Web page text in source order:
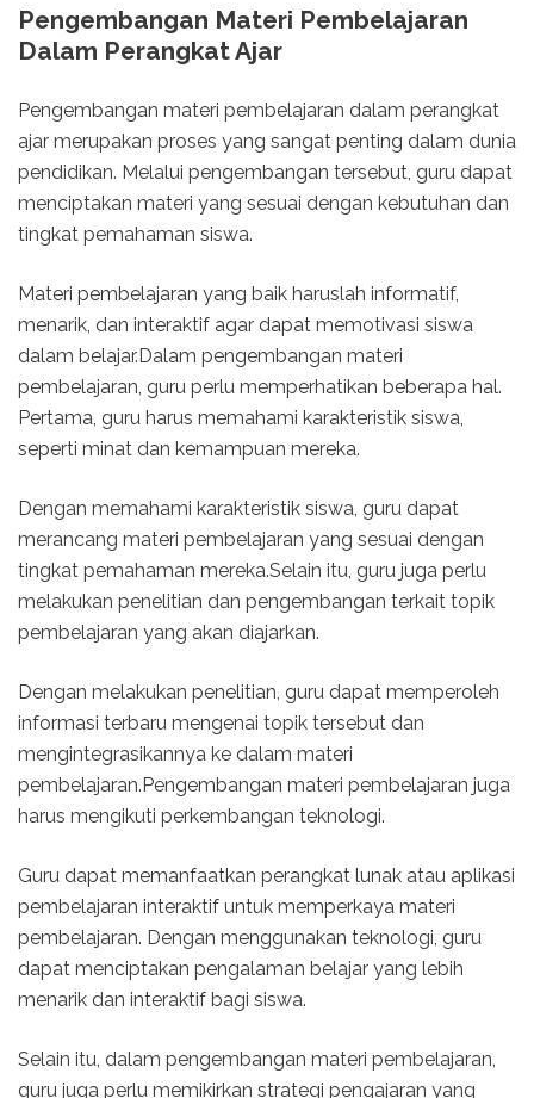
Pengembangan Materi Pembelajaran
Dalam Perangkat Ajar
Pengembangan materi pembelajaran dalam perangkat
ajar merupakan proses yang sangat penting dalam dunia
pendidikan. Melalui pengembangan tersebut, guru dapat
menciptakan materi yang sesuai dengan kebutuhan dan
tingkat pemahaman siswa.
Materi pembelajaran yang baik haruslah informatif,
menarik, dan interaktif agar dapat memotivasi siswa
dalam belajar.Dalam pengembangan materi
pembelajaran, guru perlu memperhatikan beberapa hal.
Pertama, guru harus memahami karakteristik siswa,
seperti minat dan kemampuan mereka.
Dengan memahami karakteristik siswa, guru dapat
merancang materi pembelajaran yang sesuai dengan
tingkat pemahaman mereka.Selain itu, guru juga perlu
melakukan penelitian dan pengembangan terkait topik
pembelajaran yang akan diajarkan.
Dengan melakukan penelitian, guru dapat memperoleh
informasi terbaru mengenai topik tersebut dan
mengintegrasikannya ke dalam materi
pembelajaran.Pengembangan materi pembelajaran juga
harus mengikuti perkembangan teknologi.
Guru dapat memanfaatkan perangkat lunak atau aplikasi
pembelajaran interaktif untuk memperkaya materi
pembelajaran. Dengan menggunakan teknologi, guru
dapat menciptakan pengalaman belajar yang lebih
menarik dan interaktif bagi siswa.
Selain itu, dalam pengembangan materi pembelajaran,
guru juga perlu memikirkan strategi pengajaran yang